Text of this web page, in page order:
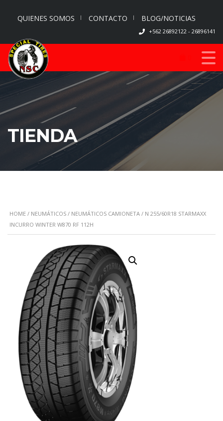
QUIENES SOMOS CONTACTO BLOG/NOTICIAS
+562 26892122 - 26896141
TIENDA
HOME / NEUMÁTICOS / NEUMÁTICOS CAMIONETA / N 255/60R18 STARMAXX
INCURRO WINTER W870 RF 112H